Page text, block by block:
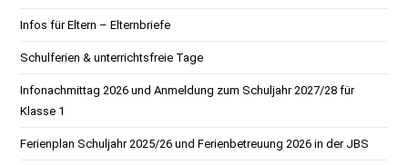
Infos für Eltern – Elternbriefe
Schulferien & unterrichtsfreie Tage
Infonachmittag 2026 und Anmeldung zum Schuljahr 2027/28 für
Klasse 1
Ferienplan Schuljahr 2025/26 und Ferienbetreuung 2026 in der JBS